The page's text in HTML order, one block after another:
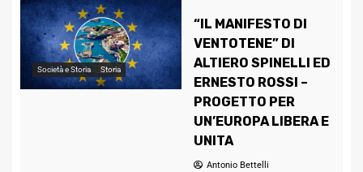
Società e Storia Storia
“IL MANIFESTO DI
VENTOTENE” DI
ALTIERO SPINELLI ED
ERNESTO ROSSI –
PROGETTO PER
UN’EUROPA LIBERA E
UNITA
Antonio Bettelli